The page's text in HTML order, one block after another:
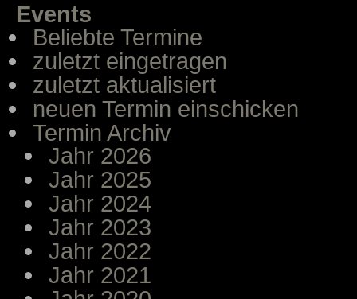
Events
Beliebte Termine
zuletzt eingetragen
zuletzt aktualisiert
neuen Termin einschicken
Termin Archiv
Jahr 2026
Jahr 2025
Jahr 2024
Jahr 2023
Jahr 2022
Jahr 2021